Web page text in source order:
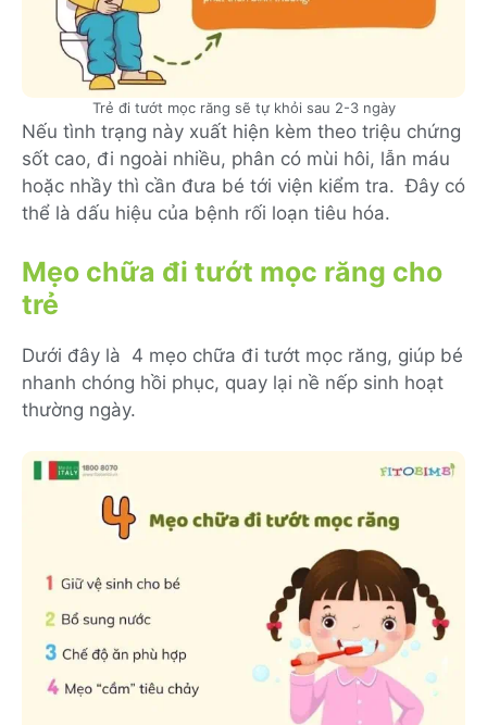
Trẻ đi tướt mọc răng sẽ tự khỏi sau 2-3 ngày
Nếu tình trạng này xuất hiện kèm theo triệu chứng
sốt cao, đi ngoài nhiều, phân có mùi hôi, lẫn máu
hoặc nhầy thì cần đưa bé tới viện kiểm tra. Đây có
thể là dấu hiệu của bệnh rối loạn tiêu hóa.
Mẹo chữa đi tướt mọc răng cho
trẻ
Dưới đây là 4 mẹo chữa đi tướt mọc răng, giúp bé
nhanh chóng hồi phục, quay lại nề nếp sinh hoạt
thường ngày.